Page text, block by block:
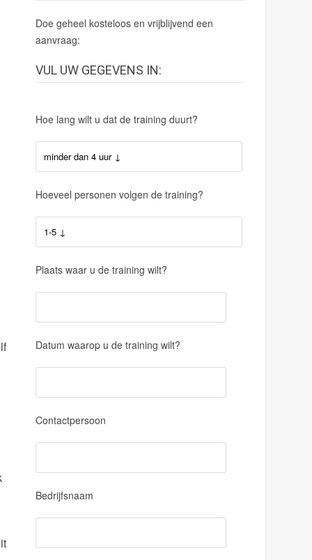
Doe geheel kosteloos en vrijblijvend een
aanvraag:
VUL UW GEGEVENS IN:
Hoe lang wilt u dat de training duurt?
Hoeveel personen volgen de training?
Plaats waar u de training wilt?
Datum waarop u de training wilt?
Contactpersoon
Bedrijfsnaam